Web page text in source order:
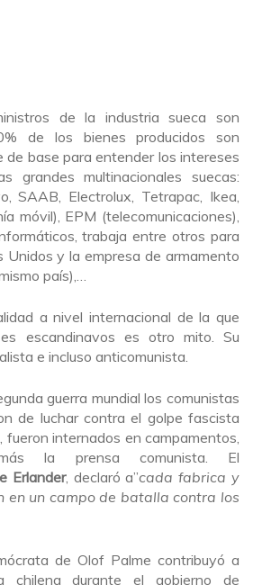
de la industria sueca son
de los bienes producidos son
de base para entender los intereses
grandes multinacionales suecas:
SAAB, Electrolux, Tetrapac, Ikea,
móvil), EPM (telecomunicaciones),
trabaja entre otros para
Unidos y la empresa de armamento
país),…
a nivel internacional de la que
escandinavos es otro mito. Su
e incluso anticomunista.
guerra mundial los comunistas
de luchar contra el golpe fascista
fueron internados en campamentos,
la prensa comunista. El
Erlander, declaró a”cada fabrica y
en un campo de batalla contra los
de Olof Palme contribuyó a
chilena durante el gobierno de